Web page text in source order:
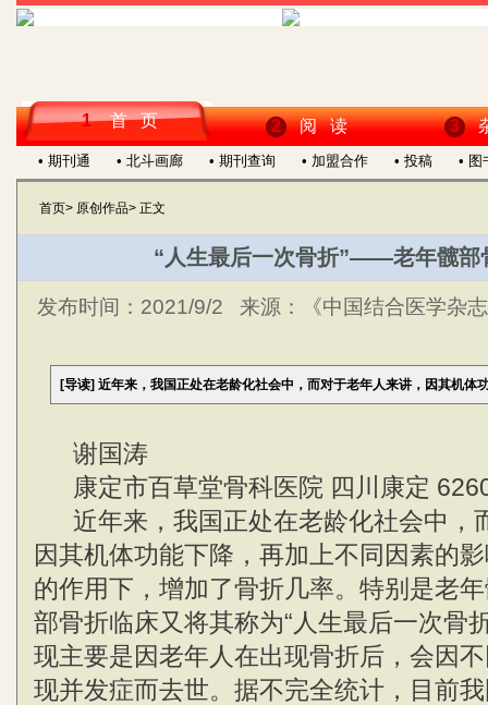
1 首 页 2 阅 读 3
• 期刊通 • 北斗画廊 • 期刊查询 • 加盟合作 • 投稿 • 图
首页> 原创作品> 正文
“人生最后一次骨折”——老年髋部
发布时间： 2021/9/2 来源： 《中国结合医学杂
[导读] 近年来，我国正处在老龄化社会中，而对于老年人来讲，因其机体
谢国涛
康定市百草堂骨科医院 四川康定
近年来，我国正处在老龄化社会中，
因其机体功能下降，再加上不同因素的
的作用下，增加了骨折几率。特别是老
部骨折临床又将其称为“人生最后一次骨
现主要是因老年人在出现骨折后，会因
现并发症而去世。据不完全统计，目前